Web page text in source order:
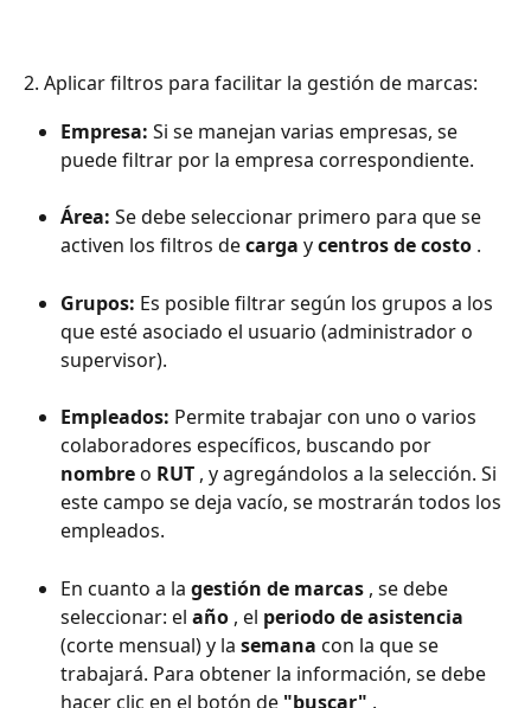
2. Aplicar filtros para facilitar la gestión de marcas:
Empresa: Si se manejan varias empresas, se
puede filtrar por la empresa correspondiente.
Área: Se debe seleccionar primero para que se
activen los filtros de carga y centros de costo .
Grupos: Es posible filtrar según los grupos a los
que esté asociado el usuario (administrador o
supervisor).
Empleados: Permite trabajar con uno o varios
colaboradores específicos, buscando por
nombre o RUT , y agregándolos a la selección. Si
este campo se deja vacío, se mostrarán todos los
empleados.
En cuanto a la gestión de marcas , se debe
seleccionar: el año , el periodo de asistencia
(corte mensual) y la semana con la que se
trabajará. Para obtener la información, se debe
hacer clic en el botón de "buscar" .